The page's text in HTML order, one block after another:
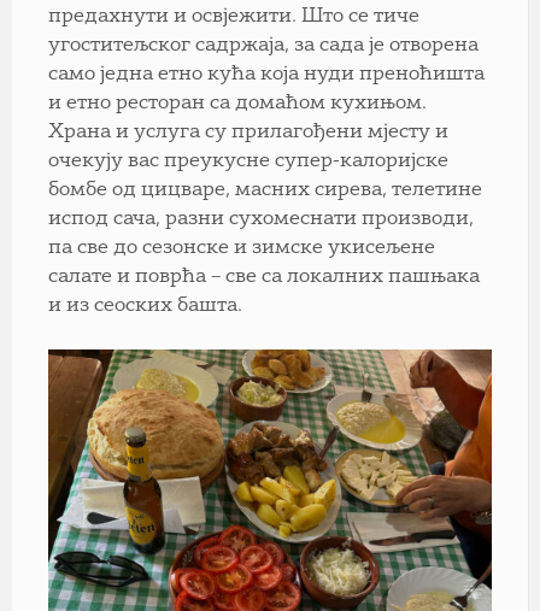
предахнути и освјежити. Што се тиче
угоститељског садржаја, за сада је отворена
само једна етно кућа која нуди преноћишта
и етно ресторан са домаћом кухињом.
Храна и услуга су прилагођени мјесту и
очекују вас преукусне супер-калоријске
бомбе од цицваре, масних сирева, телетине
испод сача, разни сухомеснати производи,
па све до сезонске и зимске укисељене
салате и поврћа – све са локалних пашњака
и из сеоских башта.